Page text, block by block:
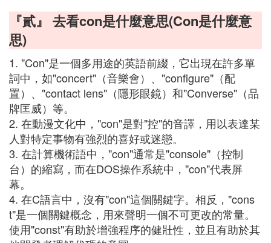
『貳』 去看con是什麼意思(Con是什麼意
思)
1. "Con"是一個多用途的英語前綴，它出現在許多單
詞中，如"concert"（音樂會）、"configure"（配
置）、"contact lens"（隱形眼鏡）和"Converse"（品
牌匡威）等。
2. 在動漫文化中，"con"是對"控"的音譯，用以表達某
人對特定事物有強烈的喜好或迷戀。
3. 在計算機術語中，"con"通常是"console"（控制
台）的縮寫，而在DOS操作系統中，"con"代表屏
幕。
4. 在C語言中，沒有"con"這個關鍵字。相反，"cons
t"是一個關鍵概念，用來聲明一個不可更改的常量。
使用"const"有助於增強程序的健壯性，並且有助於其